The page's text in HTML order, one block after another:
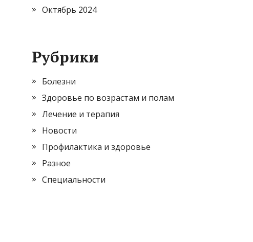
Октябрь 2024
Рубрики
Болезни
Здоровье по возрастам и полам
Лечение и терапия
Новости
Профилактика и здоровье
Разное
Специальности